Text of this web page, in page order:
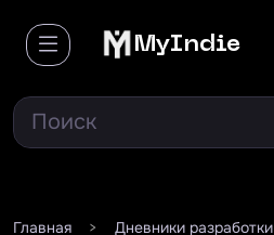
MyIndie
Главная > Дневники разработки